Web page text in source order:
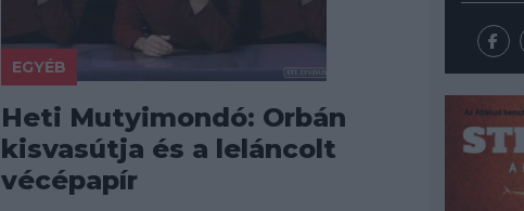
EGYÉB
Heti Mutyimondó: Orbán
kisvasútja és a leláncolt
vécépapír